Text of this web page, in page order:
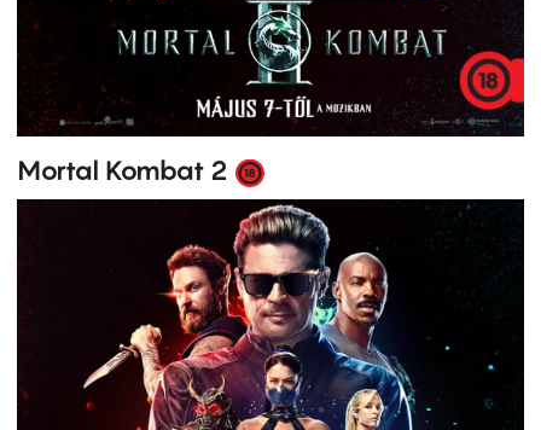
Mortal Kombat 2